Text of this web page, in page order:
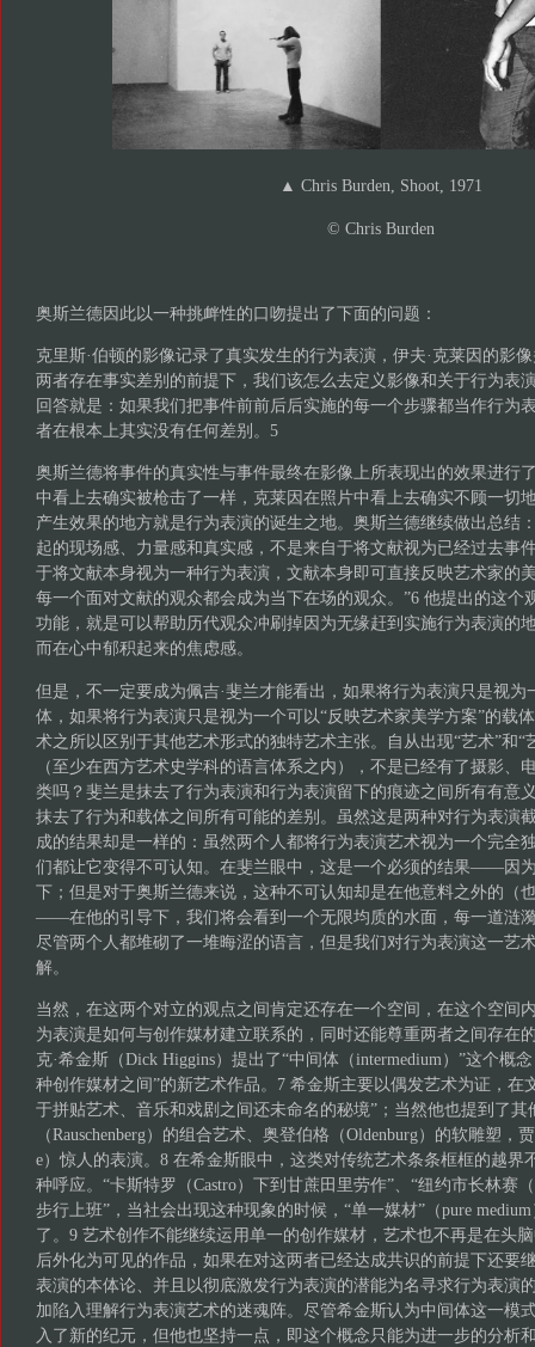
▲ Chris Burden, Shoot, 1971
© Chris Burden
奥斯兰德因此以一种挑衅性的口吻提出了下面的问题：
克里斯·伯顿的影像记录了真实发生的行为表演，伊夫·克莱因的影
两者存在事实差别的前提下，我们该怎么去定义影像和关于行为表
回答就是：如果我们把事件前前后后实施的每一个步骤都当作行为
者在根本上其实没有任何差别。5
奥斯兰德将事件的真实性与事件最终在影像上所表现出的效果进
中看上去确实被枪击了一样，克莱因在照片中看上去确实不顾一切
产生效果的地方就是行为表演的诞生之地。奥斯兰德继续做出总结
起的现场感、力量感和真实感，不是来自于将文献视为已经过去事
于将文献本身视为一种行为表演，文献本身即可直接反映艺术家的
每一个面对文献的观众都会成为当下在场的观众。”6 他提出的这个
功能，就是可以帮助历代观众冲刷掉因为无缘赶到实施行为表演的
而在心中郁积起来的焦虑感。
但是，不一定要成为佩吉·斐兰才能看出，如果将行为表演只是视为
体，如果将行为表演只是视为一个可以“反映艺术家美学方案”的载
术之所以区别于其他艺术形式的独特艺术主张。自从出现“艺术”和“
（至少在西方艺术史学科的语言体系之内），不是已经有了摄影、
类吗？斐兰是抹去了行为表演和行为表演留下的痕迹之间所有有意
抹去了行为和载体之间所有可能的差别。虽然这是两种对行为表演
成的结果却是一样的：虽然两个人都将行为表演艺术视为一个完全
们都让它变得不可认知。在斐兰眼中，这是一个必须的结果——因
下；但是对于奥斯兰德来说，这种不可认知却是在他意料之外的（
——在他的引导下，我们将会看到一个无限均质的水面，每一道涟
尽管两个人都堆砌了一堆晦涩的语言，但是我们对行为表演这一艺
解。
当然，在这两个对立的观点之间肯定还存在一个空间，在这个空间
为表演是如何与创作媒材建立联系的，同时还能尊重两者之间存在
克·希金斯（Dick Higgins）提出了“中间体（intermedium）”这个概
种创作媒材之间”的新艺术作品。7 希金斯主要以偶发艺术为证，在
于拼贴艺术、音乐和戏剧之间还未命名的秘境”；当然他也提到了
（Rauschenberg）的组合艺术、奥登伯格（Oldenburg）的软雕塑，
e）惊人的表演。8 在希金斯眼中，这类对传统艺术条条框框的越界
种呼应。“卡斯特罗（Castro）下到甘蔗田里劳作”、“纽约市长林赛
步行上班”，当社会出现这种现象的时候，“单一媒材”（pure
了。9 艺术创作不能继续运用单一的创作媒材，艺术也不再是在头
后外化为可见的作品，如果在对这两者已经达成共识的前提下还要
表演的本体论、并且以彻底激发行为表演的潜能为名寻求行为表演
加陷入理解行为表演艺术的迷魂阵。尽管希金斯认为中间体这一模
入了新的纪元，但他也坚持一点，即这个概念只能为进一步的分析